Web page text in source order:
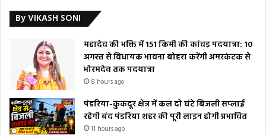
By VIKASH SONI
महादेव की भक्ति में 151 किमी की कांवड़ पदयात्रा: 10
अगस्त से विधायक भावना बोहरा करेंगी अमरकंटक से
भोरमदेव तक पदयात्रा
8 hours ago
पंडरिया-कुकदूर क्षेत्र में कल दो घंटे बिजली सप्लाई
रहेगी बंद पंडरिया शहर की पूरी लाइन होगी प्रभावित
11 hours ago